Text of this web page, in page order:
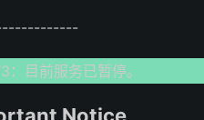
目前服务已暂停。